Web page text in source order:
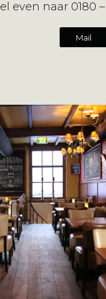
even naar 0180
Mail